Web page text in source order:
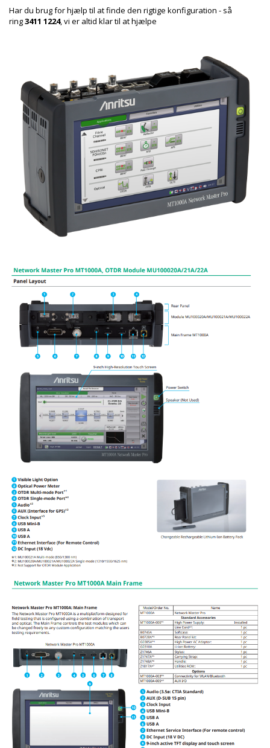
Har du brug for hjælp til at finde den rigtige konfiguration - så
ring3411 1224, vi er altid klar til at hjælpe